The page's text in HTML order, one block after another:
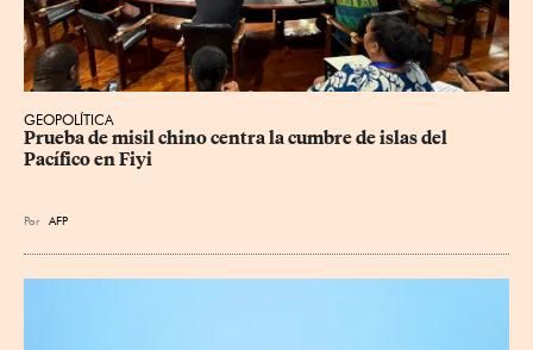
GEOPOLÍTICA
Prueba de misil chino centra la cumbre de islas del
Pacífico en Fiyi
Por AFP